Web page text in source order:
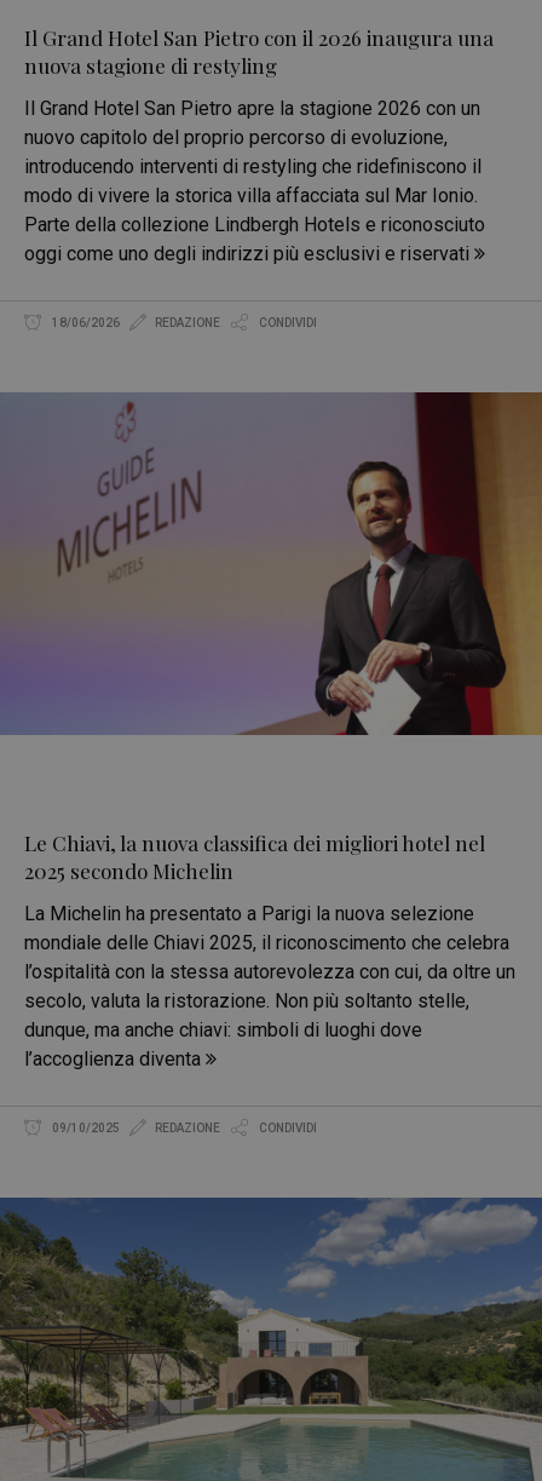
Il Grand Hotel San Pietro con il 2026 inaugura una
nuova stagione di restyling
Il Grand Hotel San Pietro apre la stagione 2026 con un
nuovo capitolo del proprio percorso di evoluzione,
introducendo interventi di restyling che ridefiniscono il
modo di vivere la storica villa affacciata sul Mar Ionio.
Parte della collezione Lindbergh Hotels e riconosciuto
oggi come uno degli indirizzi più esclusivi e riservati
18/06/2026 REDAZIONE CONDIVIDI
Le Chiavi, la nuova classifica dei migliori hotel nel
2025 secondo Michelin
La Michelin ha presentato a Parigi la nuova selezione
mondiale delle Chiavi 2025, il riconoscimento che celebra
l’ospitalità con la stessa autorevolezza con cui, da oltre un
secolo, valuta la ristorazione. Non più soltanto stelle,
dunque, ma anche chiavi: simboli di luoghi dove
l’accoglienza diventa
09/10/2025 REDAZIONE CONDIVIDI